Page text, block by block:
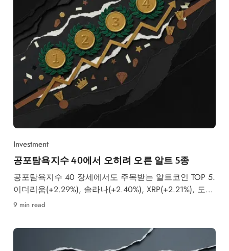
Investment
공포탐욕지수 40에서 오히려 오른 알트 5종
공포탐욕지수 40 장세에서도 주목받는 알트코인 TOP 5.
이더리움(+2.29%), 솔라나(+2.40%), XRP(+2.21%), 도지
코인(+3.73%), BIO 프로토콜까지 2026년 5월 4일 실시
9 min read